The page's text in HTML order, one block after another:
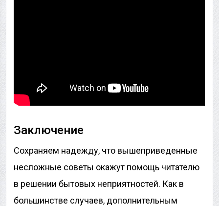
Заключение
Сохраняем надежду, что вышеприведенные
несложные советы окажут помощь читателю
в решении бытовых неприятностей. Как в
большинстве случаев, дополнительным